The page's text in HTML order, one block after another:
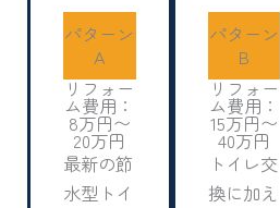
パターン
A
リフォー
ム費用：
8万円〜
20万円
最新の節
水型トイ
パターン
B
リフォー
ム費用：
15万円〜
40万円
トイレ交
換に加え